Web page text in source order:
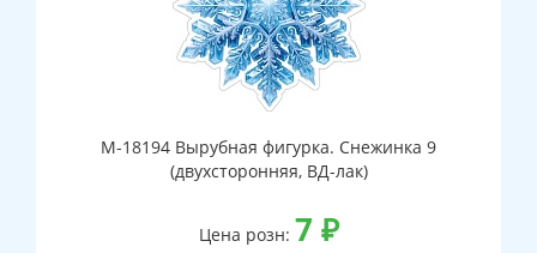
М-18194 Вырубная фигурка. Снежинка 9
(двухсторонняя, ВД-лак)
Цена розн: 7 ₽